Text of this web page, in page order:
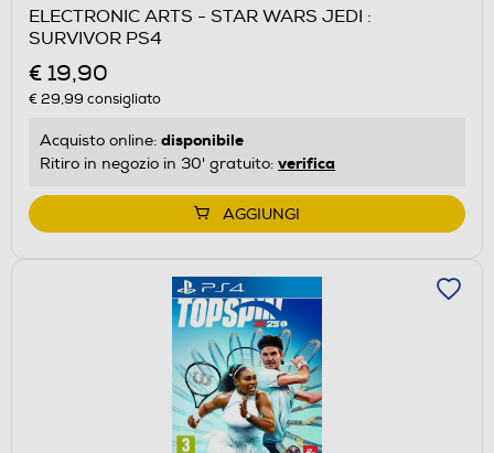
ELECTRONIC ARTS - STAR WARS JEDI :
SURVIVOR PS4
€ 19,90
€ 29,99 consigliato
Acquisto online: disponibile
Ritiro in negozio in 30' gratuito: verifica
AGGIUNGI